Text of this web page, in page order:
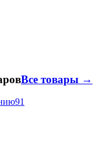
Все товары →
91